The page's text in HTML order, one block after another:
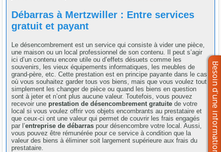
Débarras à Mertzwiller : Entre services
gratuit et payant
Le désencombrement est un service qui consiste à vider une pièce,
une maison ou un local professionnel de son contenu. Il peut s’agir
ici d’un contenu encore utile ou d’effets désuets comme les
souvenirs, les vieux équipements informatiques, les meubles de
grand-père, etc. Cette prestation est en principe payante dans le cas
où vous souhaitez garder tous vos biens, mais que vous voulez tout
simplement les changer de pièce ou quand les biens en question
sont à jeter et n’ont plus aucune valeur. Toutefois, vous pouvez
recevoir une prestation de désencombrement gratuite de votre
local si vous voulez offrir vos objets encombrants au prestataire et
que ceux-ci ont une valeur qui permet de couvrir les frais engagés
par l’entreprise de débarras pour désencombre votre local. Aussi,
vous pouvez être rémunérée pour ce service à condition que la
valeur des biens à éliminer soit largement supérieure aux frais du
prestataire.